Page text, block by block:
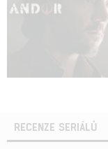
RECENZE SERIÁLŮ